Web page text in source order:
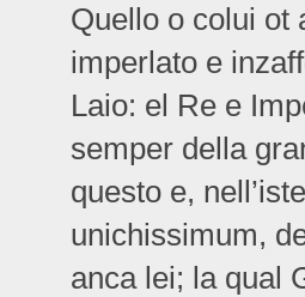
Quello o colui ot
imperlato e
Laio: el Re e
semper della
questo e,
unichissimum,
anca lei; la qual